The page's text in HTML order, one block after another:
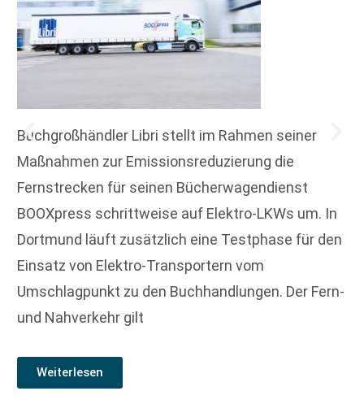
Buchgroßhändler Libri stellt im Rahmen seiner
Maßnahmen zur Emissionsreduzierung die
Fernstrecken für seinen Bücherwagendienst
BOOXpress schrittweise auf Elektro-LKWs um. In
Dortmund läuft zusätzlich eine Testphase für den
Einsatz von Elektro-Transportern vom
Umschlagpunkt zu den Buchhandlungen. Der Fern-
und Nahverkehr gilt
Weiterlesen